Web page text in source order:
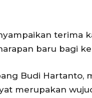
terima
baru bagi
Budi Hartanto,
merupakan